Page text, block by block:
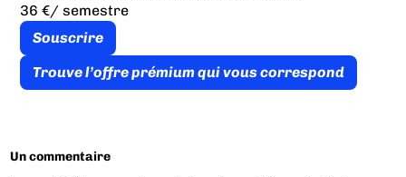
36 €/ semestre
Souscrire
Trouve l’offre prémium qui vous correspond
Un commentaire